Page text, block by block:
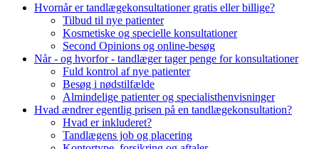
Hvornår er tandlægekonsultationer gratis eller billige?
Tilbud til nye patienter
Kosmetiske og specielle konsultationer
Second Opinions og online-besøg
Når - og hvorfor - tandlæger tager penge for konsultationer
Fuld kontrol af nye patienter
Besøg i nødstilfælde
Almindelige patienter og specialisthenvisninger
Hvad ændrer egentlig prisen på en tandlægekonsultation?
Hvad er inkluderet?
Tandlægens job og placering